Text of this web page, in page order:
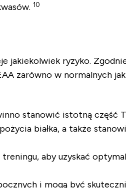
10
jakiekolwiek ryzyko.
zarówno w normalnych
stanowić istotną część
białka, a także
aby uzyskać
i mogą być